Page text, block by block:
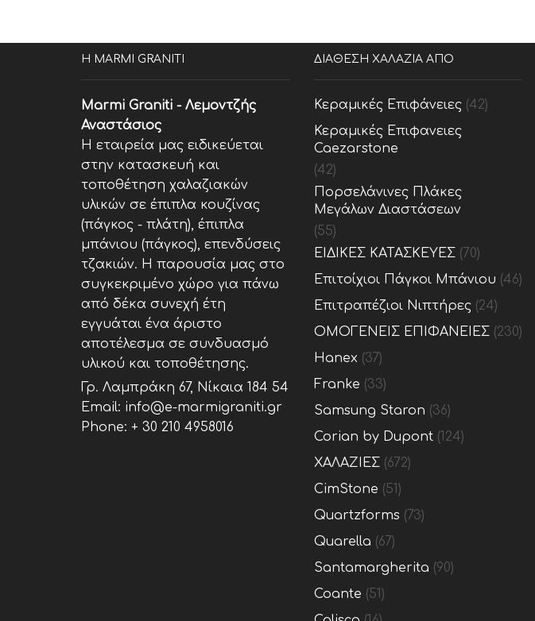
Η MARMI GRANITI
Marmi Graniti - Λεμοντζής
Αναστάσιος
Η εταιρεία μας ειδικεύεται
στην κατασκευή και
τοποθέτηση χαλαζιακών
υλικών σε έπιπλα κουζίνας
(πάγκος - πλάτη), έπιπλα
μπάνιου (πάγκος), επενδύσεις
τζακιών. Η παρουσία μας στο
συγκεκριμένο χώρο για πάνω
από δέκα συνεχή έτη
εγγυάται ένα άριστο
αποτέλεσμα σε συνδυασμό
υλικού και τοποθέτησης.
Γρ. Λαμπράκη 67, Νίκαια 184 54
Email: info@e-marmigraniti.gr
Phone: + 30 210 4958016
ΔΙΑΘΕΣΗ ΧΑΛΑΖΙΑ ΑΠΟ
Κεραμικές Επιφάνειες (42)
Κεραμικές Επιφανειες
Caezarstone
(42)
Πορσελάνινες Πλάκες
Μεγάλων Διαστάσεων
(55)
ΕΙΔΙΚΕΣ ΚΑΤΑΣΚΕΥΕΣ (70)
Επιτοίχιοι Πάγκοι Μπάνιου (46)
Επιτραπέζιοι Νιπτήρες (24)
ΟΜΟΓΕΝΕΙΣ ΕΠΙΦΑΝΕΙΕΣ (230)
Hanex (37)
Franke (33)
Samsung Staron (36)
Corian by Dupont (124)
ΧΑΛΑΖΙΕΣ (672)
CimStone (51)
Quartzforms (73)
Quarella (67)
Santamargherita (90)
Coante (51)